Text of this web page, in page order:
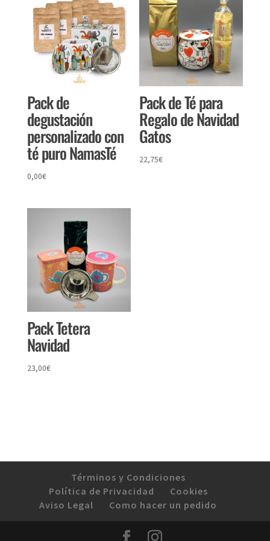
Pack de
degustación
personalizado con
té puro NamasTé
0,00€
Pack de Té para
Regalo de Navidad
Gatos
22,75€
Pack Tetera
Navidad
23,00€
Términos y Condiciones
Política de Privacidad
Cookies
Aviso Legal
Como hacer un pedido